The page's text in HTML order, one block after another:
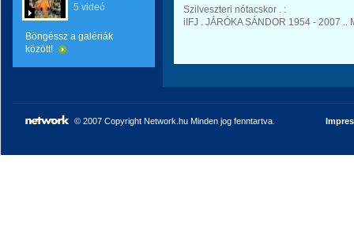
5 videó
Böngéssz a galériák
között!
Szilveszteri nótacskor . :
iIFJ . JÁRÓKA SÁNDOR 1954 - 2007 ..
© 2007 Copyright Network.hu Minden jog fenntartva.